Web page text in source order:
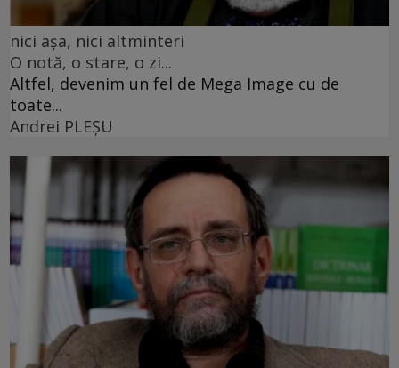
nici așa, nici altminteri
O notă, o stare, o zi...
Altfel, devenim un fel de Mega Image cu de
toate...
Andrei PLEŞU